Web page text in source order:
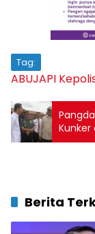
Tag:
ABUJAPI
Kunker
Berita